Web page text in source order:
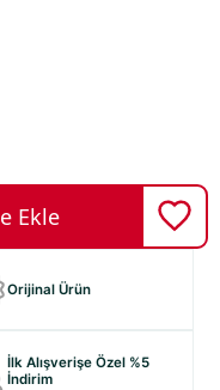
Orijinal Ürün
İlk Alışverişe Özel %5
İndirim